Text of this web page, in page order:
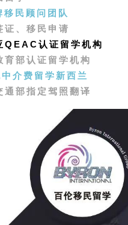
民顾问团队
证、移民申请
QEAC认证留学机构
育部认证留学机构
介费留学新西兰
通部指定驾照翻译